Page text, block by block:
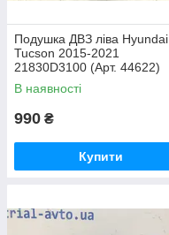
Подушка ДВЗ ліва Hyundai
Tucson 2015-2021
21830D3100 (Арт. 44622)
В наявності
990 ₴
Купити